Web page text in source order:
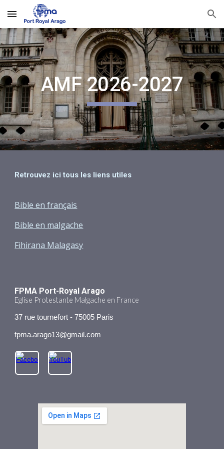
Skip to main content Skip to navigation
AMF 2026-2027
Retrouvez ici tous les liens utiles
Bible en français
Bible en malgache
Fihirana Malagasy
FPMA Port-Royal Arago
Eglise Protestante Malgache en France
37 rue tournefort - 75005 Paris
fpma.arago13@gmail.com